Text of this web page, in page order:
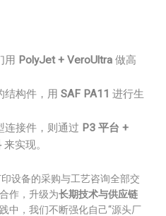
用 PolyJet + VeroUltra 做高
结构件，用 SAF PA11 进行生
连接件，则通过 P3 平台 +
来实现。
设备的采购与工艺咨询全部交
作，升级为长期技术与供应链
中，我们不断强化自己“源头厂